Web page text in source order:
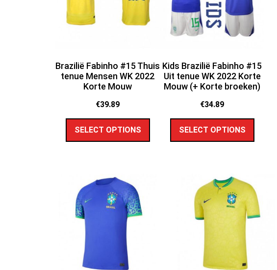
Brazilië Fabinho #15 Thuis
tenue Mensen WK 2022
Korte Mouw
€39.89
SELECT OPTIONS
Kids Brazilië Fabinho #15
Uit tenue WK 2022 Korte
Mouw (+ Korte broeken)
€34.89
SELECT OPTIONS